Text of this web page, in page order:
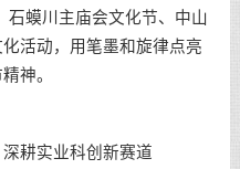
石蟆川主庙会文化节、中山
活动，用笔墨和旋律点亮
神。
耕实业科创新赛道